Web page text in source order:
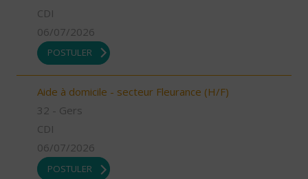
CDI
06/07/2026
POSTULER
Aide à domicile - secteur Fleurance (H/F)
32 - Gers
CDI
06/07/2026
POSTULER